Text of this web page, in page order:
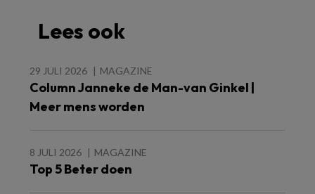
Lees ook
29 JULI 2026 MAGAZINE
Column Janneke de Man-van Ginkel |
Meer mens worden
8 JULI 2026 MAGAZINE
Top 5 Beter doen